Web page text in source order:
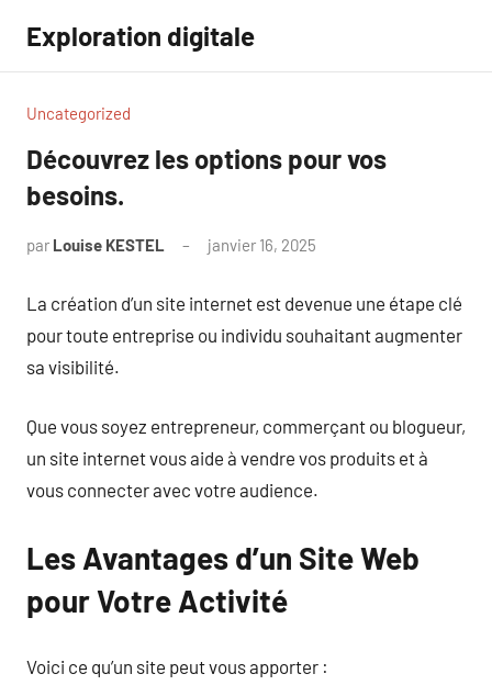
contenu
Exploration digitale
Uncategorized
Découvrez les options pour vos
besoins.
par Louise KESTEL janvier 16, 2025
La création d’un site internet est devenue une étape clé
pour toute entreprise ou individu souhaitant augmenter
sa visibilité.
Que vous soyez entrepreneur, commerçant ou blogueur,
un site internet vous aide à vendre vos produits et à
vous connecter avec votre audience.
Les Avantages d’un Site Web
pour Votre Activité
Voici ce qu’un site peut vous apporter :